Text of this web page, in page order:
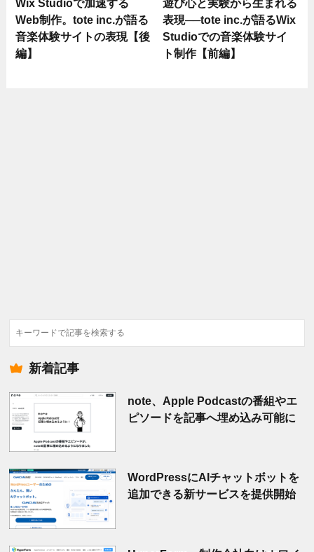
Wix Studioで加速する
Web制作。tote inc.が語る
音楽体験サイトの表現【後
編】
遊び心と実験から生まれる
表現──tote inc.が語るWix
Studioでの音楽体験サイ
ト制作【前編】
検
索
新着記事
note、Apple Podcastの番組やエ
ピソードを記事へ埋め込み可能に
WordPressにAIチャットボットを
追加できる新サービスを提供開始